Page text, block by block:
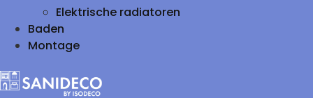
Elektrische radiatoren
Baden
Montage